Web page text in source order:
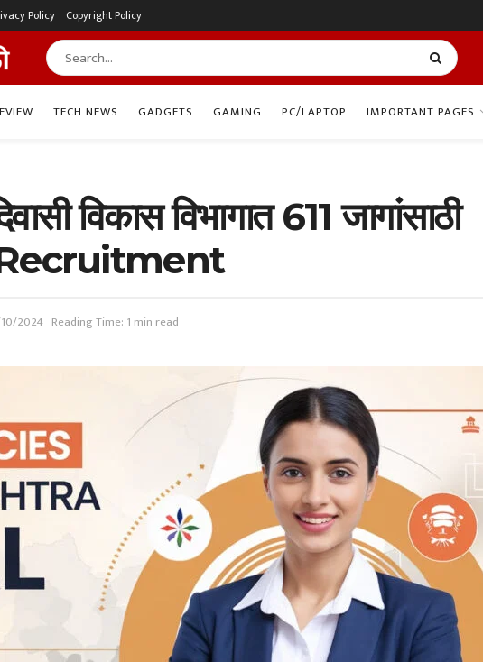
Policy Copyright Policy
TECH NEWS GADGETS GAMING PC/LAPTOP IMPORTANT PAGES
विकास विभागात 611 जागांसाठी
Recruitment
2024 Reading Time: 1 min read